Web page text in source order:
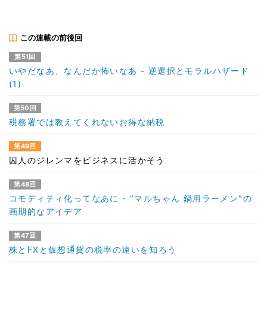
この連載の前後回
第51回
いやだなあ、なんだか怖いなあ - 逆選択とモラルハザード
(1)
第50回
税務署では教えてくれないお得な納税
第49回
囚人のジレンマをビジネスに活かそう
第48回
コモディティ化ってなあに - "マルちゃん 鍋用ラーメン"の
画期的なアイデア
第47回
株とFXと仮想通貨の税率の違いを知ろう